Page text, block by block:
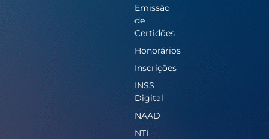
Emissão
de
Certidões
Honorários
Inscrições
INSS
Digital
NAAD
NTI